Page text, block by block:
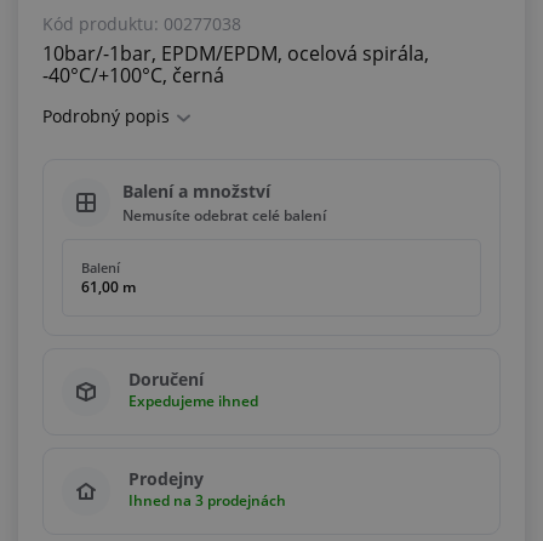
Kód produktu: 00277038
10bar/-1bar, EPDM/EPDM, ocelová spirála,
-40°C/+100°C, černá
Podrobný popis
Balení a množství
Nemusíte odebrat celé balení
Balení
61,00 m
Doručení
Expedujeme ihned
Prodejny
Ihned na 3 prodejnách